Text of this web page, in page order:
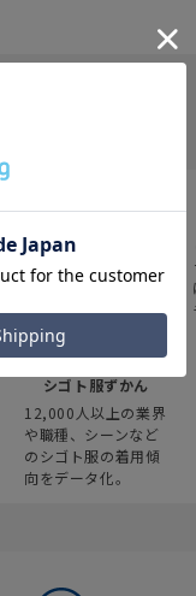
みんなの
シゴト服ずかん
12,000人以上の業界
や職種、シーンなど
のシゴト服の着用傾
向をデータ化。